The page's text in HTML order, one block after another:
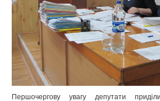
Першочергову увагу депутати